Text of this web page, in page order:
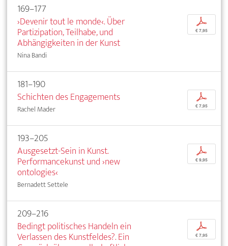
169–177
›Devenir tout le monde‹. Über
Partizipation, Teilhabe, und
Abhängigkeiten in der Kunst
Nina Bandi
p
€ 7,95
181–190
Schichten des Engagements
Rachel Mader
p
€ 7,95
193–205
Ausgesetzt-Sein in Kunst.
Performancekunst und ›new
ontologies‹
Bernadett Settele
p
€ 9,95
209–216
Bedingt politisches Handeln ein
Verlassen des Kunstfeldes?. Ein
p
€ 7,95